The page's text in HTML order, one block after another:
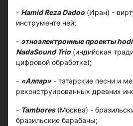
- Hamid Reza Dadoo (Иран) -
инструменте ней;
- этноэлектронные проекты
NadaSound Trio (индийская
цифровой обработке);
- «Алпар» - татарские песни и
реконструированных древних
- Tambores(Москва) -
бразильские барабаны;